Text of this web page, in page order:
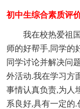
初中生综合素质评
我在校热爱祖
师的好帮手,同学的
同学讨论并解决问
外活动.我在学习方
事情认真负责,为人
系良好,具有一定的